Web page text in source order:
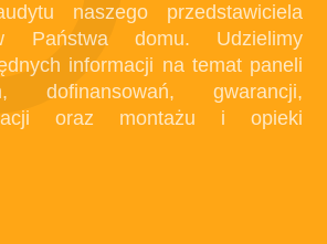
naszego przedstawiciela
Państwa domu. Udzielimy
informacji na temat paneli
dofinansowań, gwarancji,
oraz montażu i opieki